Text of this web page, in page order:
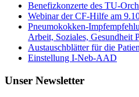
Benefizkonzerte des TU-
Webinar der CF-Hilfe am
Pneumokokken-
Arbeit, Soziales, Gesundheit
Austauschblätter für die
Einstellung I-Neb-AAD
Unser Newsletter